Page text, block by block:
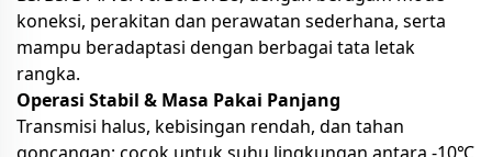
koneksi, perakitan dan perawatan sederhana, serta
mampu beradaptasi dengan berbagai tata letak
rangka.
Operasi Stabil & Masa Pakai Panjang
Transmisi halus, kebisingan rendah, dan tahan